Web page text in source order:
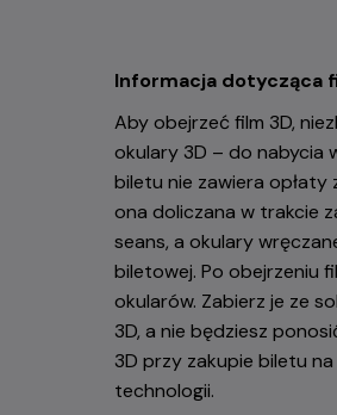
Informacja dotycząca
Aby obejrzeć film 3D,
okulary 3D – do nabycia
biletu nie zawiera opłaty
ona doliczana w trakcie
seans, a okulary
biletowej. Po obejrzeniu
okularów. Zabierz je ze
3D, a nie będziesz
3D przy zakupie biletu
technologii.